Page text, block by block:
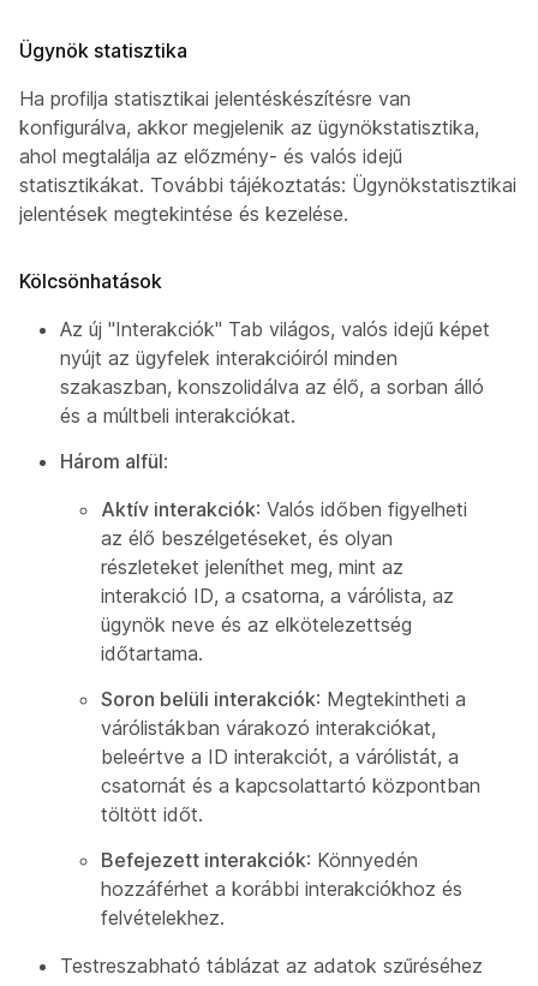
Ügynök statisztika
Ha profilja statisztikai jelentéskészítésre van
konfigurálva, akkor megjelenik az ügynökstatisztika,
ahol megtalálja az előzmény- és valós idejű
statisztikákat. További tájékoztatás: Ügynökstatisztikai
jelentések megtekintése és kezelése.
Kölcsönhatások
Az új "Interakciók" Tab világos, valós idejű képet
nyújt az ügyfelek interakcióiról minden
szakaszban, konszolidálva az élő, a sorban álló
és a múltbeli interakciókat.
Három alfül:
Aktív interakciók: Valós időben figyelheti
az élő beszélgetéseket, és olyan
részleteket jeleníthet meg, mint az
interakció ID, a csatorna, a várólista, az
ügynök neve és az elkötelezettség
időtartama.
Soron belüli interakciók: Megtekintheti a
várólistákban várakozó interakciókat,
beleértve a ID interakciót, a várólistát, a
csatornát és a kapcsolattartó központban
töltött időt.
Befejezett interakciók: Könnyedén
hozzáférhet a korábbi interakciókhoz és
felvételekhez.
Testreszabható táblázat az adatok szűréséhez